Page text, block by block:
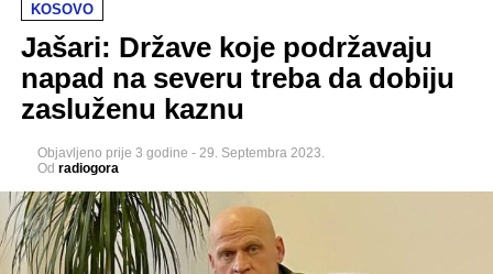
KOSOVO
Jašari: Države koje podržavaju
napad na severu treba da dobiju
zasluženu kaznu
Objavljeno prije 3 godine - 29. Septembra 2023.
Od radiogora